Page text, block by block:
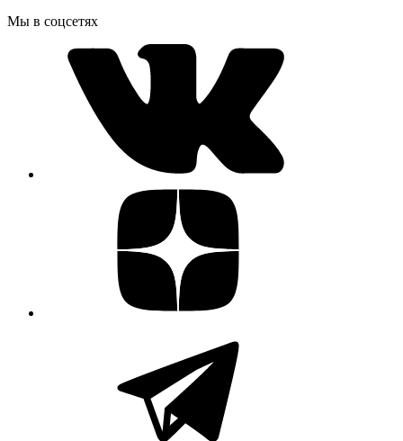
Мы в соцсетях